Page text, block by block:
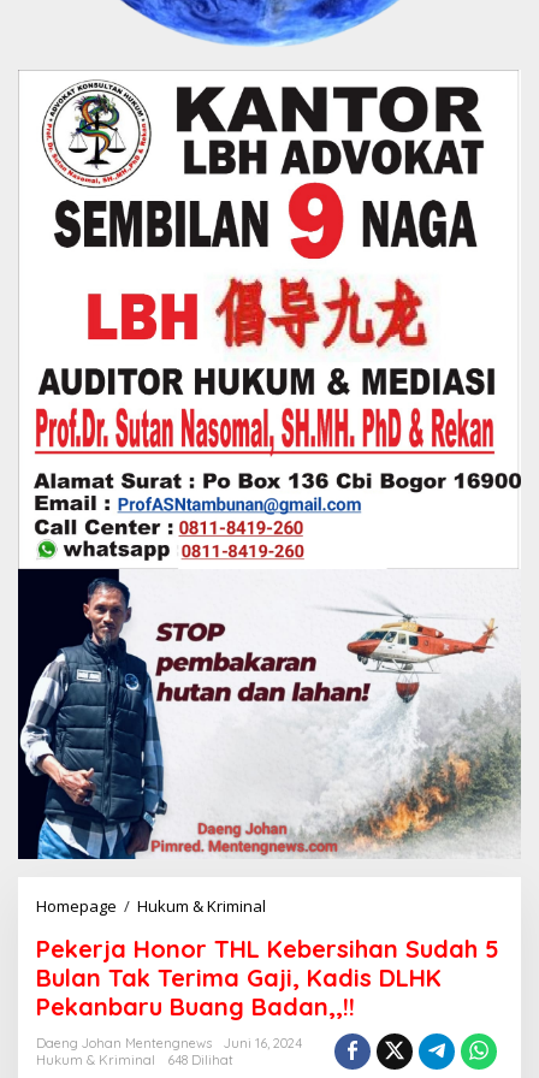
Homepage / Hukum & Kriminal
k
e
r
j
a
Pekerja Honor THL Kebersihan Sudah 5
Bulan Tak Terima Gaji, Kadis DLHK
Pekanbaru Buang Badan,,!!
Daeng Johan Mentengnews
Juni 16, 2024
Hukum & Kriminal
648 Dilihat